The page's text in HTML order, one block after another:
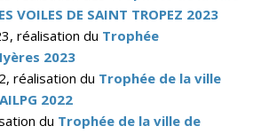
VOILES DE SAINT TROPEZ 2023
réalisation du Trophée
2023
réalisation du Trophée de la ville
2022
du Trophée de la ville de